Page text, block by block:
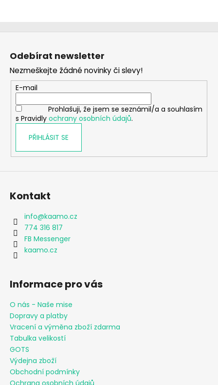
Z
Odebírat newsletter
Nezmeškejte žádné novinky či slevy!
E-mail
Prohlašuji, že jsem se seznámil/a a souhlasím
s Pravidly ochrany osobních údajů.
PŘIHLÁSIT SE
Kontakt
info@kaamo.cz
774 316 817
FB Messenger
kaamo.cz
Informace pro vás
O nás - Naše mise
Dopravy a platby
Vracení a výměna zboží zdarma
Tabulka velikostí
GOTS
Výdejna zboží
Obchodní podmínky